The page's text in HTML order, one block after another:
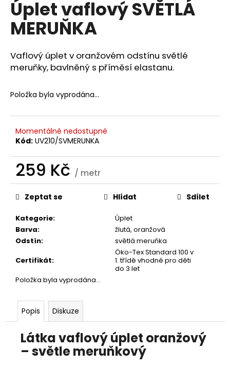
Úplet vaflový SVĚTLÁ
MERUŇKA
Vaflový úplet v oranžovém odstínu světlé
meruňky, bavlněný s příměsí elastanu.
Položka byla vyprodána…
Momentálně nedostupné
Kód: UV210/SVMERUNKA
259 Kč / metr
Měrná
cena:
Kategorie:
Úplet
Barva: žlutá, oranžová
Odstín:
světlá meruňka
Certifikát:
Öko-Tex Standard 100 v
1. třídě vhodné pro děti
do 3 let
Položka byla vyprodána…
Zeptat se Hlídat Sdílet
Popis Diskuze
Látka vaflový úplet oranžový
– světle meruňkový
a
j
í
t
?
HLEDAT
D
o
p
o
u
č
u
e
m